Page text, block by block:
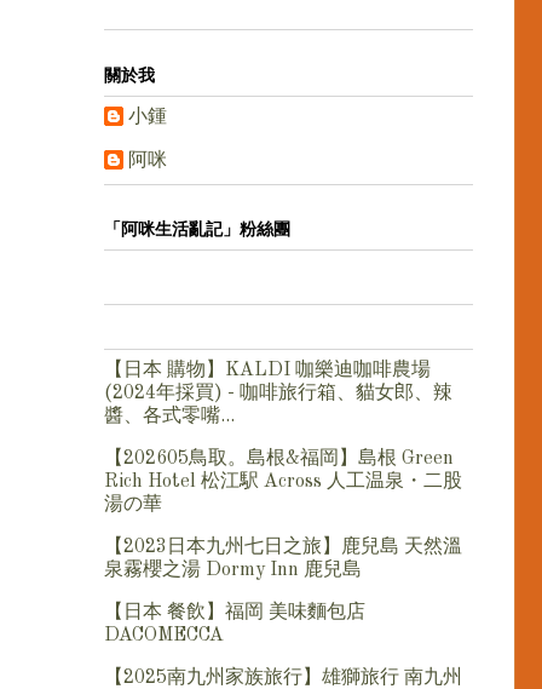
關於我
小鍾
阿咪
「阿咪生活亂記」粉絲團
【日本 購物】KALDI 咖樂迪咖啡農場
(2024年採買) - 咖啡旅行箱、貓女郎、辣
醬、各式零嘴...
【202605鳥取。島根&福岡】島根 Green
Rich Hotel 松江駅 Across 人工温泉・二股
湯の華
【2023日本九州七日之旅】鹿兒島 天然溫
泉霧櫻之湯 Dormy Inn 鹿兒島
【日本 餐飲】福岡 美味麵包店
DACOMECCA
【2025南九州家族旅行】雄獅旅行 南九州